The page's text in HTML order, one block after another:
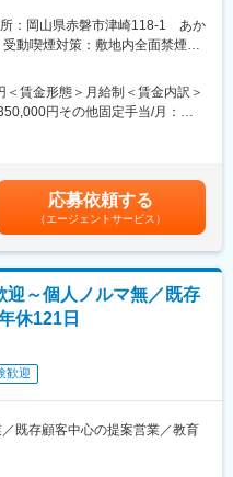
チェ広島スタジアム）、広島駅
、都庁第二庁舎改修工事、千葉
ーカーを結ぶ建材総合商社で
料の販売を手掛ける個人商店と
た案件を引き継ぎ、資材の手配
ていきます。また、図面に従っ
イン事業としていません。材料
を持って手がける一貫体制を整
ごとに産地を分散させ、食品の
ます。
ーカーの営業を担当します。
どの方と契約し買い付けを行い
す」という企業理念の下、全国
直接結びつける新しい青果物取
年間を通して全国の複数産地と
り、また栽培から出荷までの履
までの温度管理、弊社センター
い青果物を提供しています。供
果物の実需家様の要望をよく聞
法を関係者全員と話しながら見
所：岡山県赤磐市津崎118-1 あか
動喫煙対策：敷地内全面禁煙変
賃金形態＞月給制＜賃金内訳＞
円その他固定手当/月：
通じて上下する可能性がありま
た表記です。
応募依頼する
（エージェントサービス）
迎～個人ノルマ無／既存
休121日
歓迎
既存顧客中心の提案営業／教育